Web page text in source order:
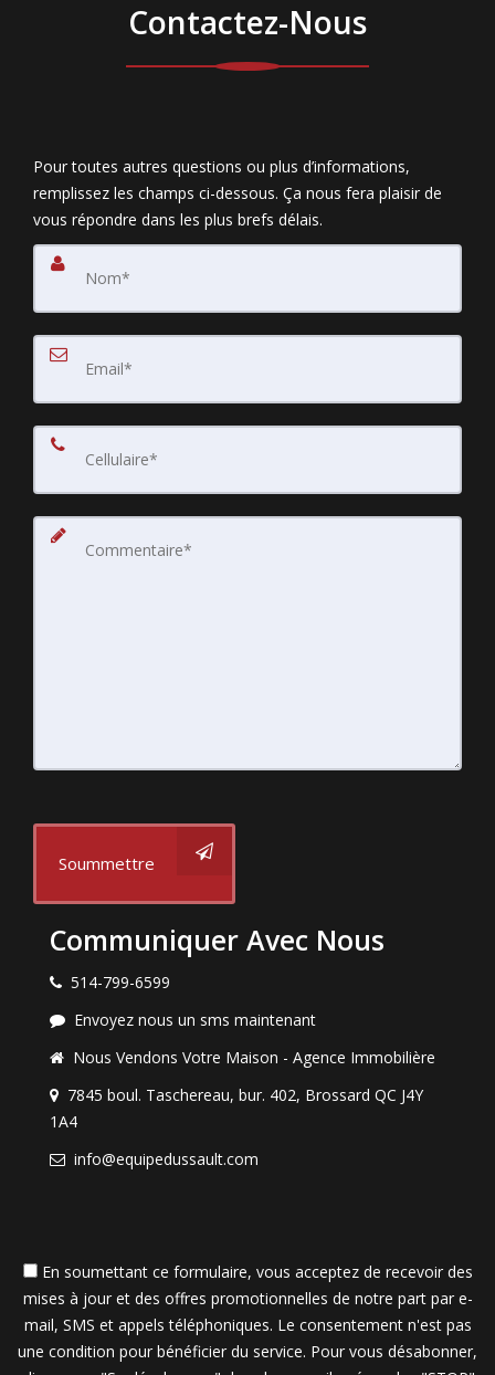
Contactez-Nous
Pour toutes autres questions ou plus d’informations,
remplissez les champs ci-dessous. Ça nous fera plaisir de
vous répondre dans les plus brefs délais.
Soummettre
Communiquer Avec Nous
514-799-6599
Envoyez nous un sms maintenant
Nous Vendons Votre Maison - Agence Immobilière
7845 boul. Taschereau, bur. 402, Brossard QC J4Y
1A4
info@equipedussault.com
En soumettant ce formulaire, vous acceptez de recevoir des
mises à jour et des offres promotionnelles de notre part par e-
mail, SMS et appels téléphoniques. Le consentement n'est pas
une condition pour bénéficier du service. Pour vous désabonner,